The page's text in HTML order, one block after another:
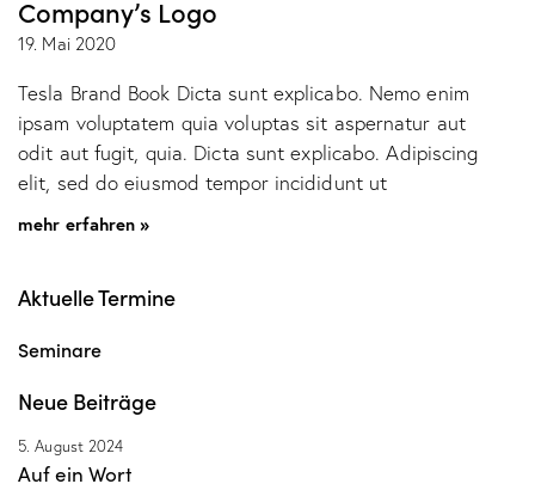
Company’s Logo
19. Mai 2020
Tesla Brand Book Dicta sunt explicabo. Nemo enim
ipsam voluptatem quia voluptas sit aspernatur aut
odit aut fugit, quia. Dicta sunt explicabo. Adipiscing
elit, sed do eiusmod tempor incididunt ut
mehr erfahren »
Aktuelle Termine
Seminare
Neue Beiträge
5. August 2024
Auf ein Wort